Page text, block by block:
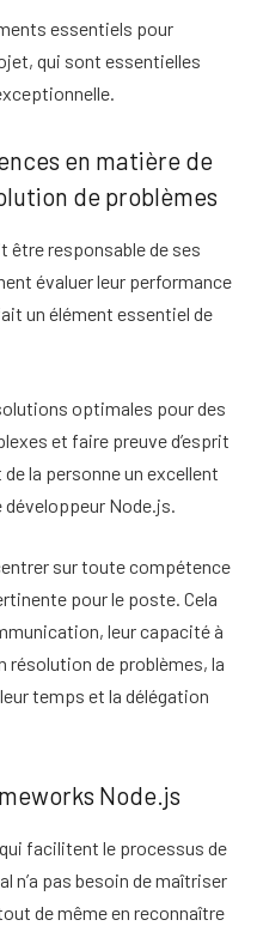
essentiels pour
qui sont essentielles
en matière de
de problèmes
être responsable de ses
évaluer leur performance
un élément essentiel de
optimales pour des
et faire preuve d’esprit
la personne un excellent
développeur Node.js.
sur toute compétence
pour le poste. Cela
leur capacité à
résolution de problèmes, la
temps et la délégation
Node.js
facilitent le processus de
n’a pas besoin de maîtriser
de même en reconnaître